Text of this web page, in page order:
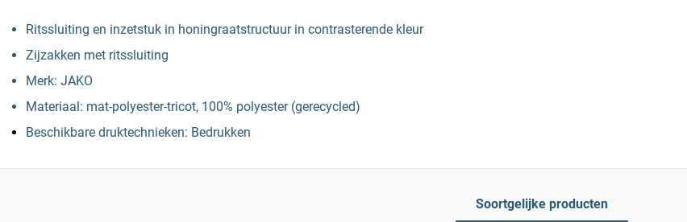
Ritssluiting en inzetstuk in honingraatstructuur in contrasterende kleur
Zijzakken met ritssluiting
Merk: JAKO
Materiaal: mat-polyester-tricot, 100% polyester (gerecycled)
Beschikbare druktechnieken: Bedrukken
Soortgelijke producten